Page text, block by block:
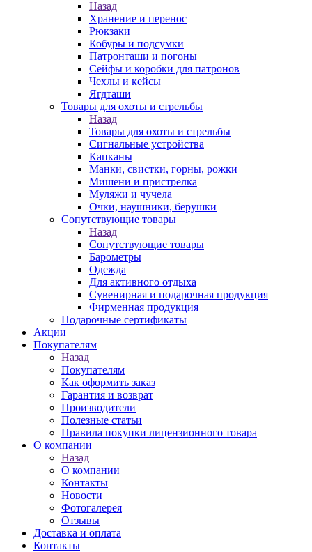
Назад
Хранение и перенос
Рюкзаки
Кобуры и подсумки
Патронташи и погоны
Сейфы и коробки для патронов
Чехлы и кейсы
Ягдташи
Товары для охоты и стрельбы
Назад
Товары для охоты и стрельбы
Сигнальные устройства
Капканы
Манки, свистки, горны, рожки
Мишени и пристрелка
Муляжи и чучела
Очки, наушники, берушки
Сопутствующие товары
Назад
Сопутствующие товары
Барометры
Одежда
Для активного отдыха
Сувенирная и подарочная продукция
Фирменная продукция
Подарочные сертификаты
Акции
Покупателям
Назад
Покупателям
Как оформить заказ
Гарантия и возврат
Производители
Полезные статьи
Правила покупки лицензионного товара
О компании
Назад
О компании
Контакты
Новости
Фотогалерея
Отзывы
Доставка и оплата
Контакты